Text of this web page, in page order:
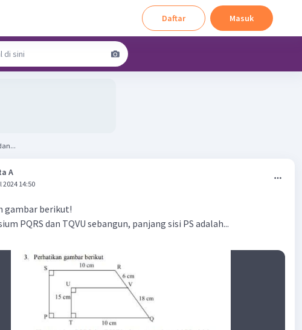
Daftar Masuk
A
2024 14:50
gambar berikut!
PQRS dan TQVU sebangun, panjang sisi PS adalah...